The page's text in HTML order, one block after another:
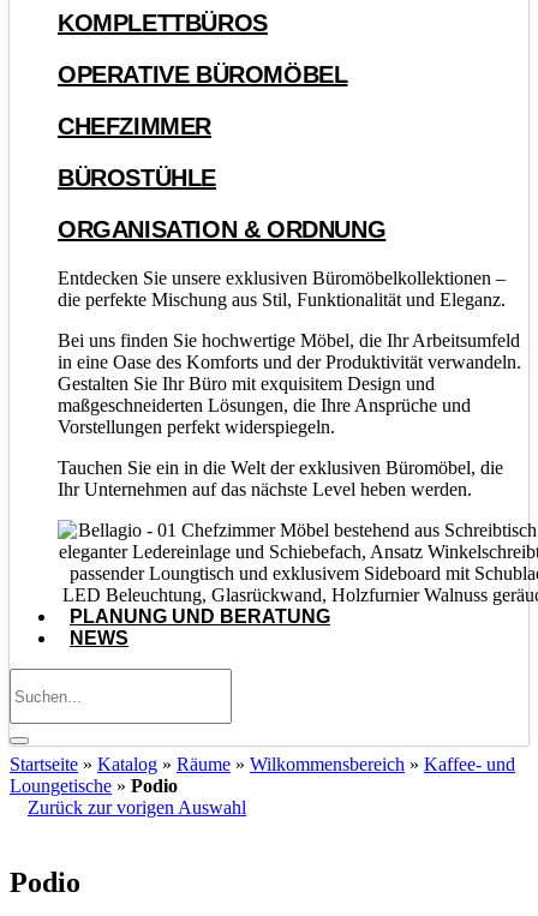
KOMPLETTBÜROS
OPERATIVE BÜROMÖBEL
CHEFZIMMER
BÜROSTÜHLE
ORGANISATION & ORDNUNG
Entdecken Sie unsere exklusiven Büromöbelkollektionen –
die perfekte Mischung aus Stil, Funktionalität und Eleganz.
Bei uns finden Sie hochwertige Möbel, die Ihr Arbeitsumfeld
in eine Oase des Komforts und der Produktivität verwandeln.
Gestalten Sie Ihr Büro mit exquisitem Design und
maßgeschneiderten Lösungen, die Ihre Ansprüche und
Vorstellungen perfekt widerspiegeln.
Tauchen Sie ein in die Welt der exklusiven Büromöbel, die
Ihr Unternehmen auf das nächste Level heben werden.
PLANUNG UND BERATUNG
NEWS
Startseite » Katalog » Räume » Wilkommensbereich » Kaffee- und
Loungetische » Podio
Zurück zur vorigen Auswahl
Podio